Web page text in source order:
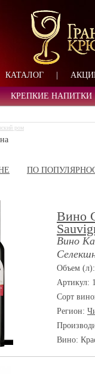
КАТАЛОГ
КРЕПКИЕ НАПИТКИ
ром
ПО
Вино
Вино
Объем
Артикул:
Сорт
Регион:
Вино: